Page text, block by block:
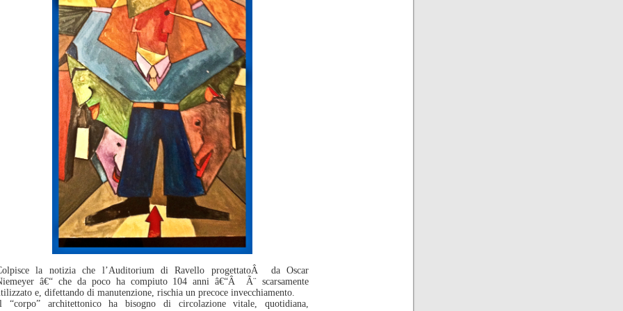
la notizia che l’Auditorium di Ravello progettatoÂ da Oscar
â€“ che da poco ha compiuto 104 anni â€“Â Ã¨ scarsamente
e, difettando di manutenzione, rischia un precoce invecchiamento.
“corpo” architettonico ha bisogno di circolazione vitale, quotidiana,